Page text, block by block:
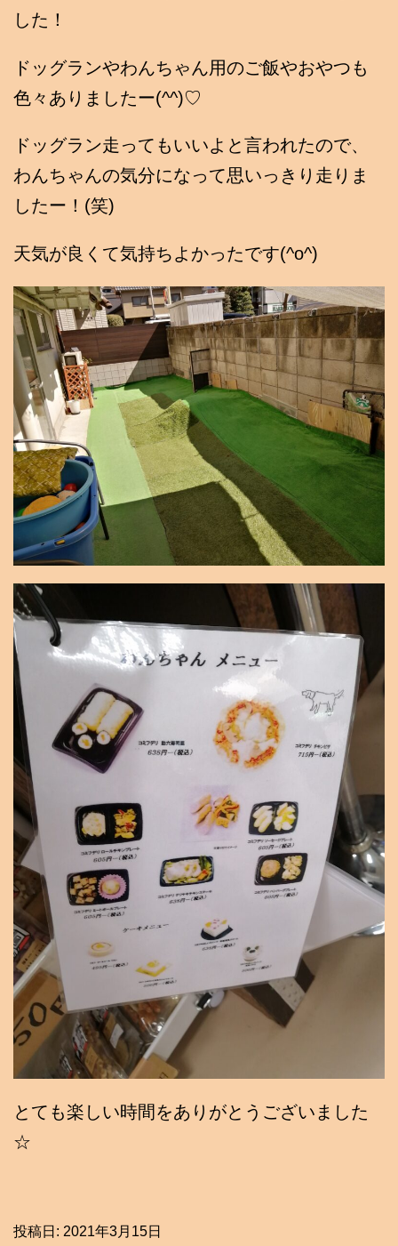
した！
ドッグランやわんちゃん用のご飯やおやつも
色々ありましたー(^^)♡
ドッグラン走ってもいいよと言われたので、
わんちゃんの気分になって思いっきり走りま
したー！(笑)
天気が良くて気持ちよかったです(^o^)
とても楽しい時間をありがとうございました
☆
投稿日: 2021年3月15日